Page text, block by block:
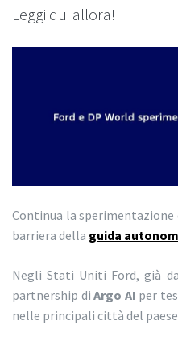
Leggi qui allora!
Continua la
barriera della guida
Negli Stati Uniti Ford, già
partnership diArgo AI per
nelle principali città del